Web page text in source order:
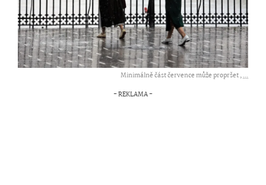
Minimálně část července může propršet ,...